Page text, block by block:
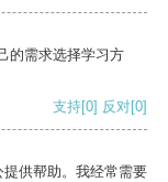
的需求选择学习方
支持[0] 反对[0]
供帮助。我经常需要